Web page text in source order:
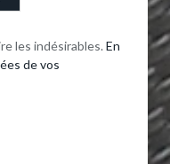
les indésirables. En
de vos